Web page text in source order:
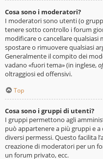
Cosa sono i moderatori?
I moderatori sono utenti (o
tenere sotto controllo i forum
modificare o cancellare qualsiasi
spostare o rimuovere qualsiasi
Generalmente il compito dei
vadano «fuori tema» (in inglese,
oltraggiosi ed offensivi.
Top
Cosa sono i gruppi di utenti?
I gruppi permettono agli
può appartenere a più gruppi e
diversi permessi. Questo facilita
creazione di moderatori per un
un forum privato, ecc.